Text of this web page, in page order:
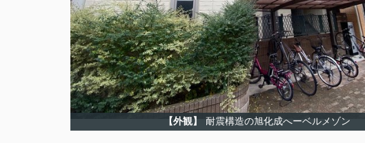
【外観】 耐震構造の旭化成へーベルメゾン